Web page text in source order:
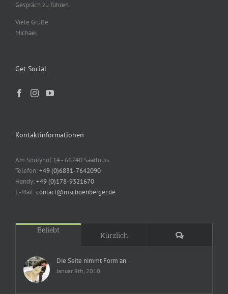
Gespräch zu führen.
Viele Grüße
Michael
Get Social
Kontaktinformationen
Am Soutyhof 14 - 66740 Saarlouis
Telefon:+49 (0)6831-7642090
Handy:+49 (0)178-9321670
E-Mail:contact@mschoenberger.de
Beliebt
Kürzlich Kommentare
Die Seite nimmt Form an.
Januar 9th, 2010